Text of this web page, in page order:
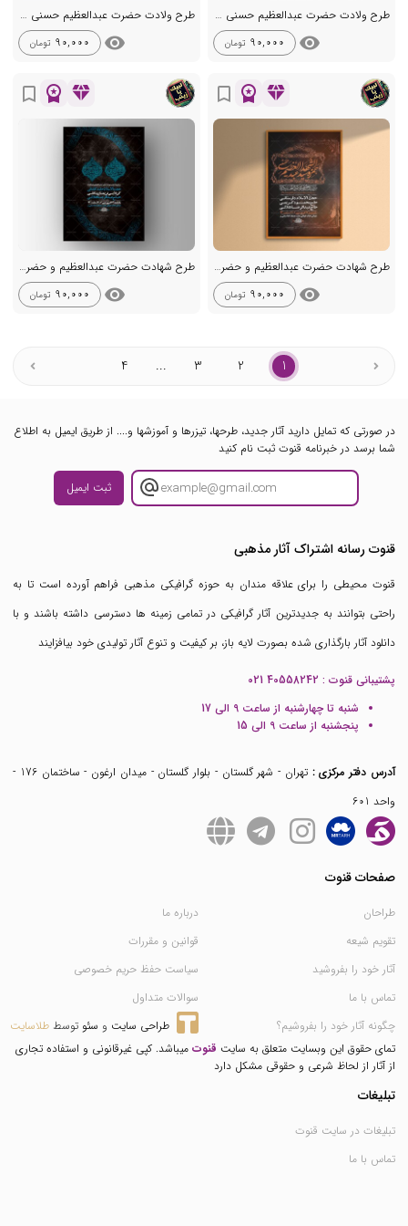
طرح ولادت حضرت عبدالعظیم حسنی ع + استوری
visibility
90,000 تومان
طرح ولادت حضرت عبدالعظیم حسنی ع + استوری
visibility
90,000 تومان
diamond
workspace_premium
bookmark_border
طرح شهادت حضرت عبدالعظیم و حضرت حمزه ع + استوری
visibility
90,000 تومان
diamond
workspace_premium
bookmark_border
طرح شهادت حضرت عبدالعظیم و حضرت حمزه ع + استوری
visibility
90,000 تومان
1
2
3
...
4
در صورتی که تمایل دارید آثار جدید، طرحها، تیزرها و آموزشها و.... از طریق ایمیل به اطلاع
شما برسد در خبرنامه قنوت ثبت نام کنید
ثبت ایمیل
قنوت رسانه اشتراک آثار مذهبی
قنوت محیطی را برای علاقه مندان به حوزه گرافیکی مذهبی فراهم آورده است تا به
راحتی بتوانند به جدیدترین آثار گرافیکی در تمامی زمینه ها دسترسی داشته باشند و با
دانلود آثار بارگذاری شده بصورت لایه باز، بر کیفیت و تنوع آثار تولیدی خود بیافزایند
پشتیبانی قنوت : 021 40558242
شنبه تا چهارشنبه از ساعت 9 الی 17
پنجشنبه از ساعت 9 الی 15
آدرس دفتر مرکزی :
تهران - شهر گلستان - بلوار گلستان - میدان ارغون - ساختمان 176 -
واحد 601
صفحات قنوت
طراحان
تقویم شیعه
آثار خود را بفروشید
تماس با ما
چگونه آثار خود را بفروشیم؟
درباره ما
قوانین و مقررات
سیاست حفظ حریم خصوصی
سوالات متداول
طراحی سایت و سئو توسط طلاسایت
تمای حقوق این وبسایت متعلق به سایت قنوت میباشد. کپی غیرقانونی و استفاده تجاری
از آثار از لحاظ شرعی و حقوقی مشکل دارد
تبلیغات
تبلیغات در سایت قنوت
تماس با ما